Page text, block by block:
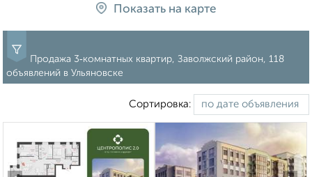
Показать на карте
Продажа 3‑комнатных квартир, Заволжский район, 118
объявлений в Ульяновске
Сортировка: